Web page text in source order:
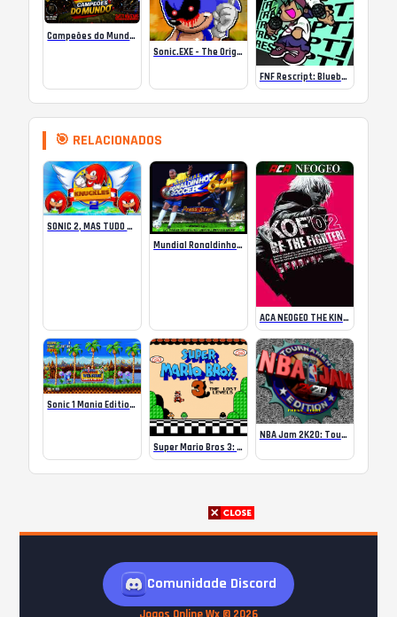
Campeões do Mundo (ISS) Online
Sonic.EXE – The Original Game Online
FNF Rescript: Blueballed
🎯 RELACIONADOS
SONIC 2, MAS TUDO É O KNUCKLES!
Mundial Ronaldinho Soccer 64
ACA NEOGEO THE KING OF FIGHTERS 2002 for Windows
Sonic 1 Mania Edition Green Hill Encore
Super Mario Bros 3: Lost Levels
NBA Jam 2K20: Tournament Edition
Comunidade Discord